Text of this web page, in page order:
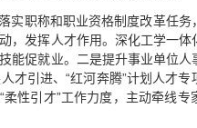
实职称和职业资格制度改革任
，发挥人才作用。深化工学一
能促就业。二是提升事业单位
才引进、“红河奔腾”计划人才
性引才”工作力度，主动牵线